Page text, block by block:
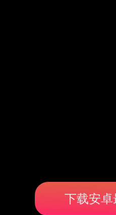
下载安